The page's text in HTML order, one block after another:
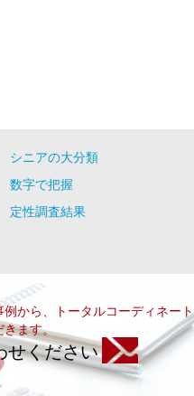
シニアの大分類
数字で把握
定性調査結果
から、トータルコーディネート
きます。
せください